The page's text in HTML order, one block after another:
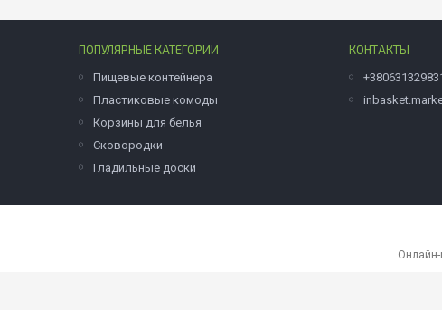
ПОПУЛЯРНЫЕ КАТЕГОРИИ
Пищевые контейнера
Пластиковые комоды
Корзины для белья
Сковородки
Гладильные доски
КОНТАКТЫ